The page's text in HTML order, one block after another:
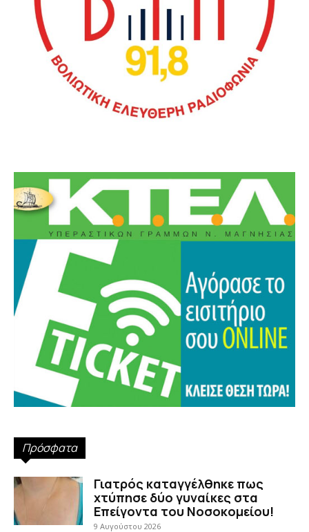
Πρόσφατα
Γιατρός καταγγέλθηκε πως
χτύπησε δύο γυναίκες στα
Επείγοντα του Νοσοκομείου!
9 Αυγούστου 2026